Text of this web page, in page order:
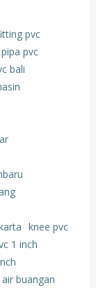
pvc
pvc
bali
knee pvc
1 inch
buangan